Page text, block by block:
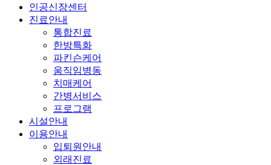
인공신장센터
진료안내
통합진료
한방특화
파킨슨케어
움직임병동
치매케어
간병서비스
프로그램
시설안내
이용안내
입퇴원안내
외래진료